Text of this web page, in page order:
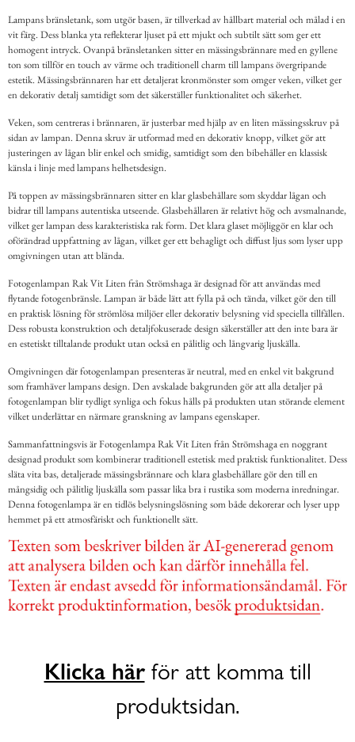
Lampans bränsletank, som utgör basen, är tillverkad av hållbart material och målad i en
vit färg. Dess blanka yta reflekterar ljuset på ett mjukt och subtilt sätt som ger ett
homogent intryck. Ovanpå bränsletanken sitter en mässingsbrännare med en gyllene
ton som tillför en touch av värme och traditionell charm till lampans övergripande
estetik. Mässingsbrännaren har ett detaljerat kronmönster som omger veken, vilket ger
en dekorativ detalj samtidigt som det säkerställer funktionalitet och säkerhet.
Veken, som centreras i brännaren, är justerbar med hjälp av en liten mässingsskruv på
sidan av lampan. Denna skruv är utformad med en dekorativ knopp, vilket gör att
justeringen av lågan blir enkel och smidig, samtidigt som den bibehåller en klassisk
känsla i linje med lampans helhetsdesign.
På toppen av mässingsbrännaren sitter en klar glasbehållare som skyddar lågan och
bidrar till lampans autentiska utseende. Glasbehållaren är relativt hög och avsmalnande,
vilket ger lampan dess karakteristiska rak form. Det klara glaset möjliggör en klar och
oförändrad uppfattning av lågan, vilket ger ett behagligt och diffust ljus som lyser upp
omgivningen utan att blända.
Fotogenlampan Rak Vit Liten från Strömshaga är designad för att användas med
flytande fotogenbränsle. Lampan är både lätt att fylla på och tända, vilket gör den till
en praktisk lösning för strömlösa miljöer eller dekorativ belysning vid speciella tillfällen.
Dess robusta konstruktion och detaljfokuserade design säkerställer att den inte bara är
en estetiskt tilltalande produkt utan också en pålitlig och långvarig ljuskälla.
Omgivningen där fotogenlampan presenteras är neutral, med en enkel vit bakgrund
som framhäver lampans design. Den avskalade bakgrunden gör att alla detaljer på
fotogenlampan blir tydligt synliga och fokus hålls på produkten utan störande element
vilket underlättar en närmare granskning av lampans egenskaper.
Sammanfattningsvis är Fotogenlampa Rak Vit Liten från Strömshaga en noggrant
designad produkt som kombinerar traditionell estetisk med praktisk funktionalitet. Dess
släta vita bas, detaljerade mässingsbrännare och klara glasbehållare gör den till en
mångsidig och pålitlig ljuskälla som passar lika bra i rustika som moderna inredningar.
Denna fotogenlampa är en tidlös belysningslösning som både dekorerar och lyser upp
hemmet på ett atmosfäriskt och funktionellt sätt.
Klicka härför att komma till
produktsidan.